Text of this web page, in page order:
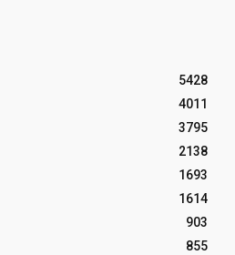
5428
4011
3795
2138
1693
1614
903
855